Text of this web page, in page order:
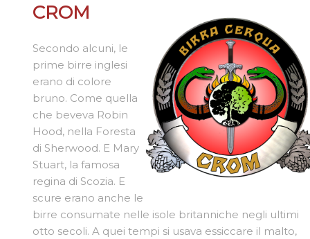
CROM
Secondo alcuni, le
prime birre inglesi
erano di colore
bruno. Come quella
che beveva Robin
Hood, nella Foresta
di Sherwood. E Mary
Stuart, la famosa
regina di Scozia. E
scure erano anche le
birre consumate nelle isole britanniche negli ultimi
otto secoli. A quei tempi si usava essiccare il malto,